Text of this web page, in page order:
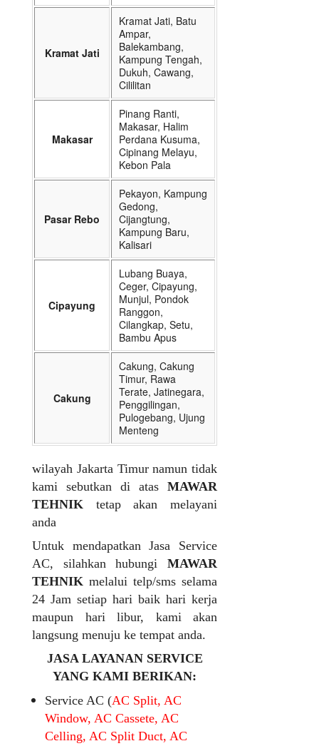
Kramat Jati
Kramat Jati, Batu
Ampar,
Balekambang,
Kampung Tengah,
Dukuh, Cawang,
Cililitan
Makasar
Pinang Ranti,
Makasar, Halim
Perdana Kusuma,
Cipinang Melayu,
Kebon Pala
Pasar Rebo
Pekayon, Kampung
Gedong,
Cijangtung,
Kampung Baru,
Kalisari
Cipayung
Lubang Buaya,
Ceger, Cipayung,
Munjul, Pondok
Ranggon,
Cilangkap, Setu,
Bambu Apus
Cakung
Cakung, Cakung
Timur, Rawa
Terate, Jatinegara,
Penggilingan,
Pulogebang, Ujung
Menteng
wilayah Jakarta Timur namun tidak
kami sebutkan di atas MAWAR
TEHNIK tetap akan melayani
anda
Untuk mendapatkan Jasa Service
AC, silahkan hubungi MAWAR
TEHNIK melalui telp/sms selama
24 Jam setiap hari baik hari kerja
maupun hari libur, kami akan
langsung menuju ke tempat anda.
JASA LAYANAN SERVICE
YANG KAMI BERIKAN:
Service AC (AC Split, AC
Window, AC Cassete, AC
Celling, AC Split Duct, AC